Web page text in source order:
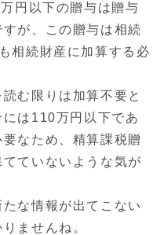
円以下の贈与は贈与
が、この贈与は相続
相続財産に加算する必
む限りは加算不要と
は110万円以下であ
なため、精算課税贈
ていないような気が
な情報が出てこない
ませんね。